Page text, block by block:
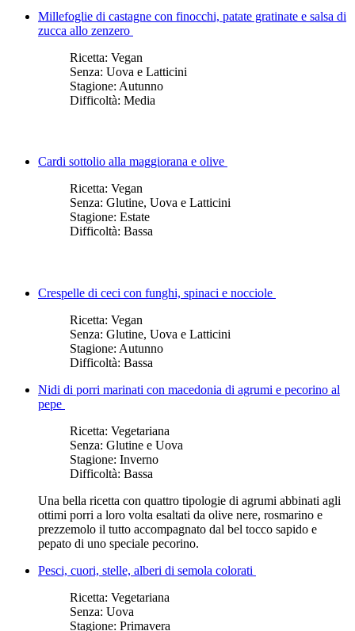
Millefoglie di castagne con finocchi, patate gratinate e salsa di
zucca allo zenzero
Ricetta: Vegan
Senza: Uova e Latticini
Stagione: Autunno
Difficoltà: Media
Cardi sottolio alla maggiorana e olive
Ricetta: Vegan
Senza: Glutine, Uova e Latticini
Stagione: Estate
Difficoltà: Bassa
Crespelle di ceci con funghi, spinaci e nocciole
Ricetta: Vegan
Senza: Glutine, Uova e Latticini
Stagione: Autunno
Difficoltà: Bassa
Nidi di porri marinati con macedonia di agrumi e pecorino al
pepe
Ricetta: Vegetariana
Senza: Glutine e Uova
Stagione: Inverno
Difficoltà: Bassa
Una bella ricetta con quattro tipologie di agrumi abbinati agli
ottimi porri a loro volta esaltati da olive nere, rosmarino e
prezzemolo il tutto accompagnato dal bel tocco sapido e
pepato di uno speciale pecorino.
Pesci, cuori, stelle, alberi di semola colorati
Ricetta: Vegetariana
Senza: Uova
Stagione: Primavera